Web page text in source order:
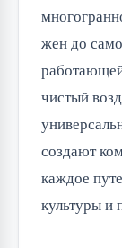
жен до
чистый
создают
каждое
культуры и